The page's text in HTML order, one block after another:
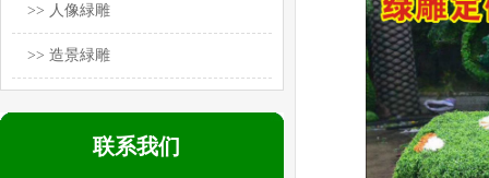
>> 人像緑雕
>> 造景緑雕
联系我们